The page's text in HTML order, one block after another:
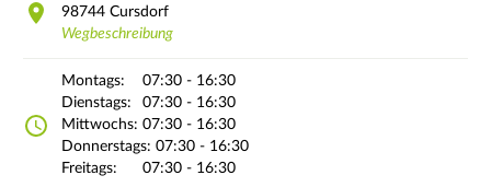
98744 Cursdorf
Wegbeschreibung
Montags:
07:30 - 16:30
Dienstags:
07:30 - 16:30
Mittwochs: 07:30 - 16:30
Donnerstags: 07:30 - 16:30
Freitags:
07:30 - 16:30